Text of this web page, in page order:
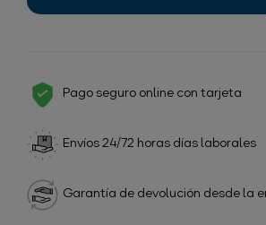
Pago seguro online con tarjeta
Envíos 24/72 horas días laborales
Garantía de devolución desde la